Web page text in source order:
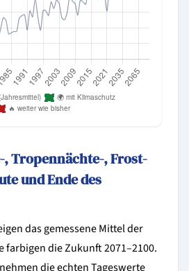
, Tropennächte-, Frost-
und Ende des
das gemessene Mittel der
farbigen die Zukunft 2071–2100.
die echten Tageswerte